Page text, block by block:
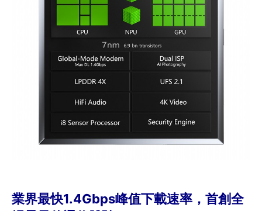
業界最快1.4Gbps峰值下載速率，首創全